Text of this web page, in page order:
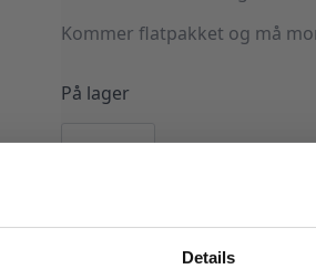
Details
Kommer flatpakket og må
På lager
dinosaurer
105726Kategorier: